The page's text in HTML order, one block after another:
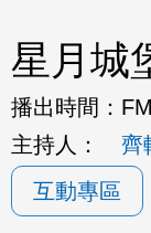
星月城
播出時間：
主持人：
齊
互動專區